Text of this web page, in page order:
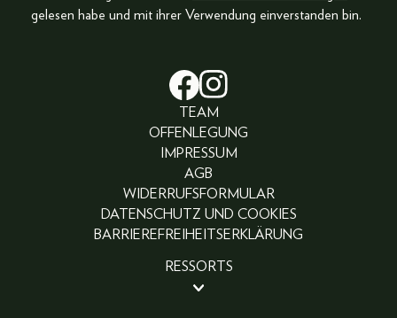
gelesen habe und mit ihrer Verwendung einverstanden bin.
TEAM
OFFENLEGUNG
IMPRESSUM
AGB
WIDERRUFSFORMULAR
DATENSCHUTZ UND COOKIES
BARRIEREFREIHEITSERKLÄRUNG
RESSORTS